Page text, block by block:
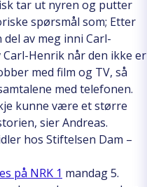
tar ut nyren og putter
spørsmål som; Etter
av meg inni Carl-
Henrik når den ikke er
med film og TV, så
med telefonen.
kunne være et større
sier Andreas.
hos Stiftelsen Dam –
på NRK 1 mandag 5.